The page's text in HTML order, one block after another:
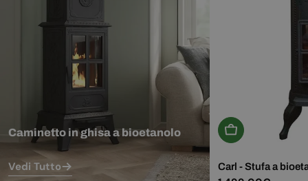
Caminetto in ghisa a bioetanolo
Vedi Tutto
Aggiungi Al
Carl - Stufa a